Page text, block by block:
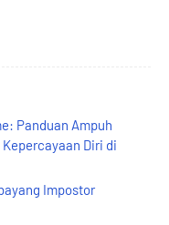
Panduan Ampuh
Diri di
Impostor